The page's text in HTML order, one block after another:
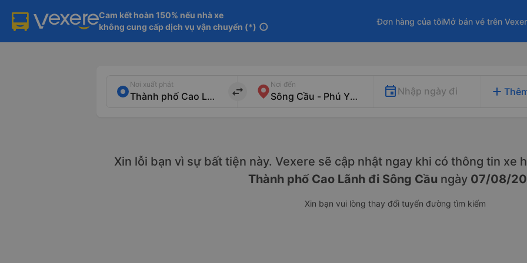
Cam kết hoàn 150% nếu nhà xe
không cung cấp dịch vụ vận chuyển (*) info
Đơn hàng của tôiMở bán vé trên
Nơi xuất phát
import_export
Nơi đến
Nhập ngày đi add
Xin lỗi bạn vì sự bất tiện này. Vexere sẽ cập nhật ngay khi có thông tin xe
Thành phố Cao Lãnh đi Sông Cầu ngày 07/08/
Xin bạn vui lòng thay đổi tuyến đường tìm kiếm